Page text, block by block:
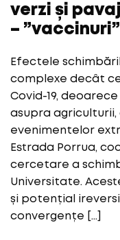
verzi și
–
Efectele
complexe decât
Covid-19,
asupra agriculturii,
evenimentelor
Estrada Porrua,
cercetare a
Universitate.
și potențial
convergențe […]